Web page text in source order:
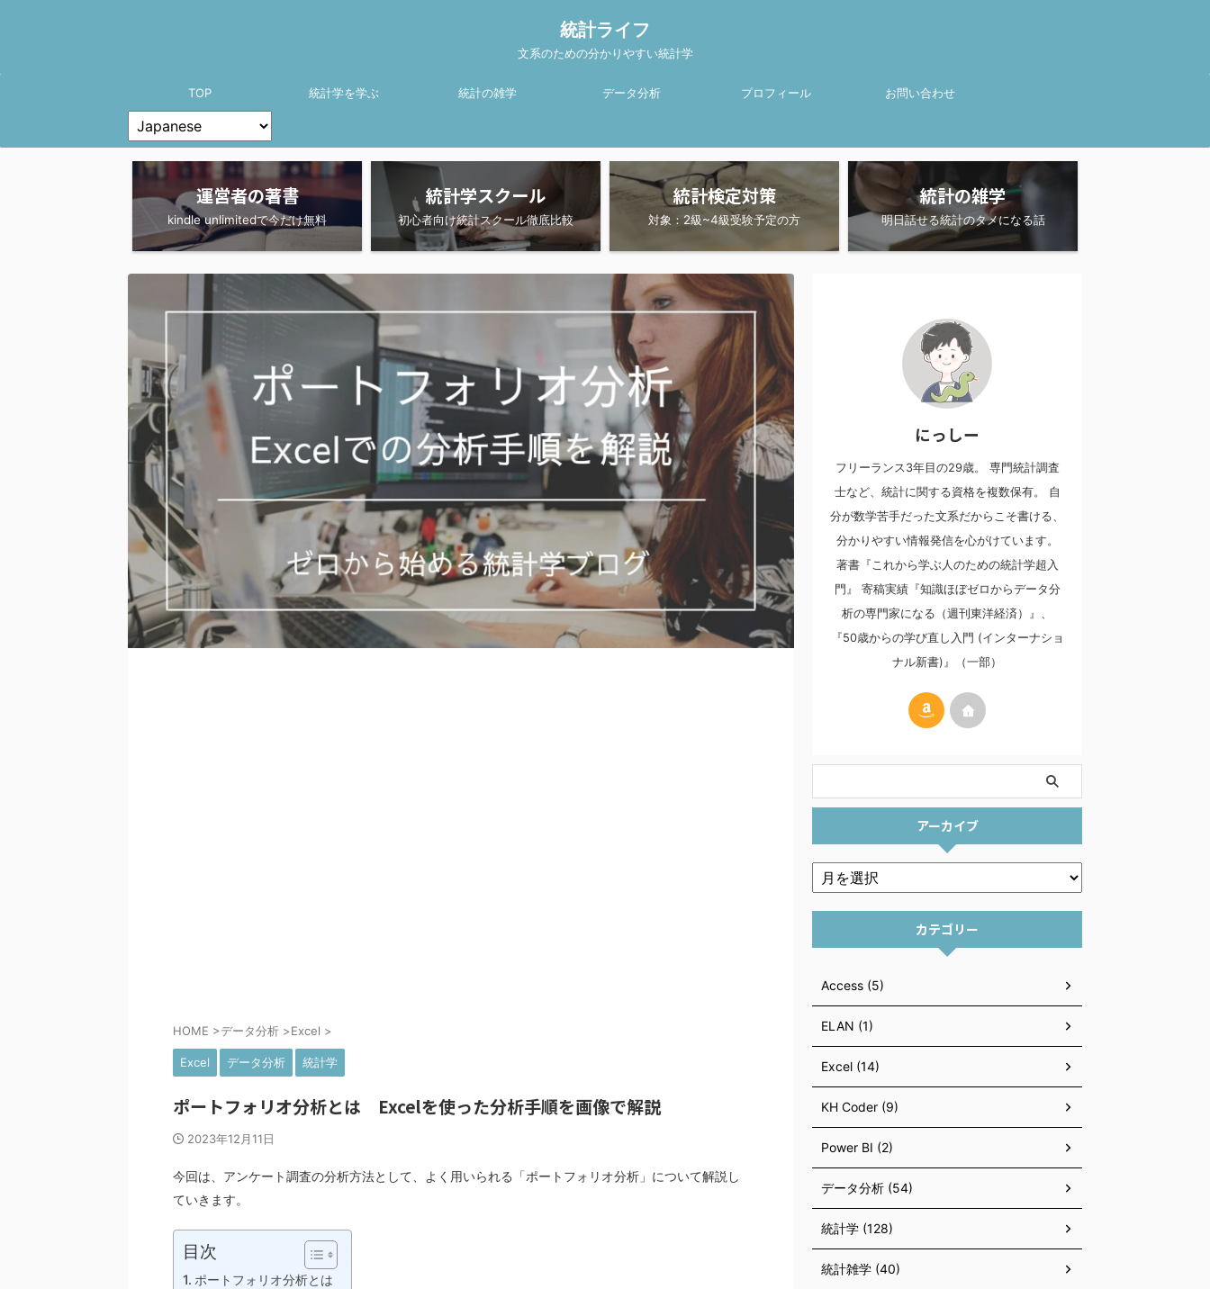
統計ライフ
文系のための分かりやすい統計学
TOP 統計学を学ぶ 統計の雑学 データ分析 プロフィール お問い合わせ
運営者の著書
kindle unlimitedで今だけ無料
統計学スクール
初心者向け統計スクール徹底比較
統計検定対策
対象：2級~4級受験予定の方
統計の雑学
明日話せる統計のタメになる話
HOME >データ分析 >Excel >
Excel データ分析 統計学
ポートフォリオ分析とは Excelを使った分析手順を画像で解説
2023年12月11日
今回は、アンケート調査の分析方法として、よく用いられる「ポートフォリオ分析」について解説し
ていきます。
目次
ポートフォリオ分析とは
にっしー
フリーランス3年目の29歳。 専門統計調査
士など、統計に関する資格を複数保有。 自
分が数学苦手だった文系だからこそ書ける、
分かりやすい情報発信を心がけています。
著書『これから学ぶ人のための統計学超入
門』 寄稿実績『知識ほぼゼロからデータ分
析の専門家になる（週刊東洋経済）』、
『50歳からの学び直し入門 (インターナショ
ナル新書)』（一部）
アーカイブ
カテゴリー
Access (5)
ELAN (1)
Excel (14)
KH Coder (9)
Power BI (2)
データ分析 (54)
統計学 (128)
統計雑学 (40)